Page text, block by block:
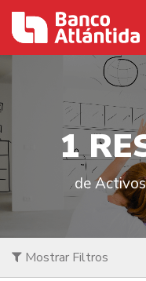
1 RE
de
Mostrar Filtros